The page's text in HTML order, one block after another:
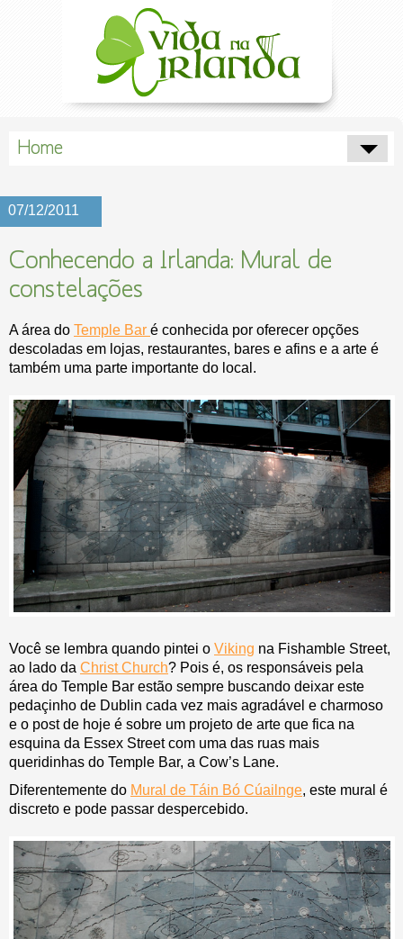
Home
07/12/2011
Conhecendo a Irlanda: Mural de
constelações
A área do Temple Bar é conhecida por oferecer opções
descoladas em lojas, restaurantes, bares e afins e a arte é
também uma parte importante do local.
Você se lembra quando pintei o Viking na Fishamble Street,
ao lado da Christ Church? Pois é, os responsáveis pela
área do Temple Bar estão sempre buscando deixar este
pedaçinho de Dublin cada vez mais agradável e charmoso
e o post de hoje é sobre um projeto de arte que fica na
esquina da Essex Street com uma das ruas mais
queridinhas do Temple Bar, a Cow’s Lane.
Diferentemente do Mural de Táin Bó Cúailnge, este mural é
discreto e pode passar despercebido.